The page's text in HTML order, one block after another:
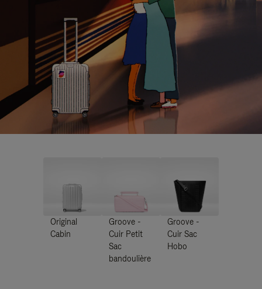
Original
Cabin
Groove -
Cuir Petit
Sac
bandoulière
Groove -
Cuir Sac
Hobo